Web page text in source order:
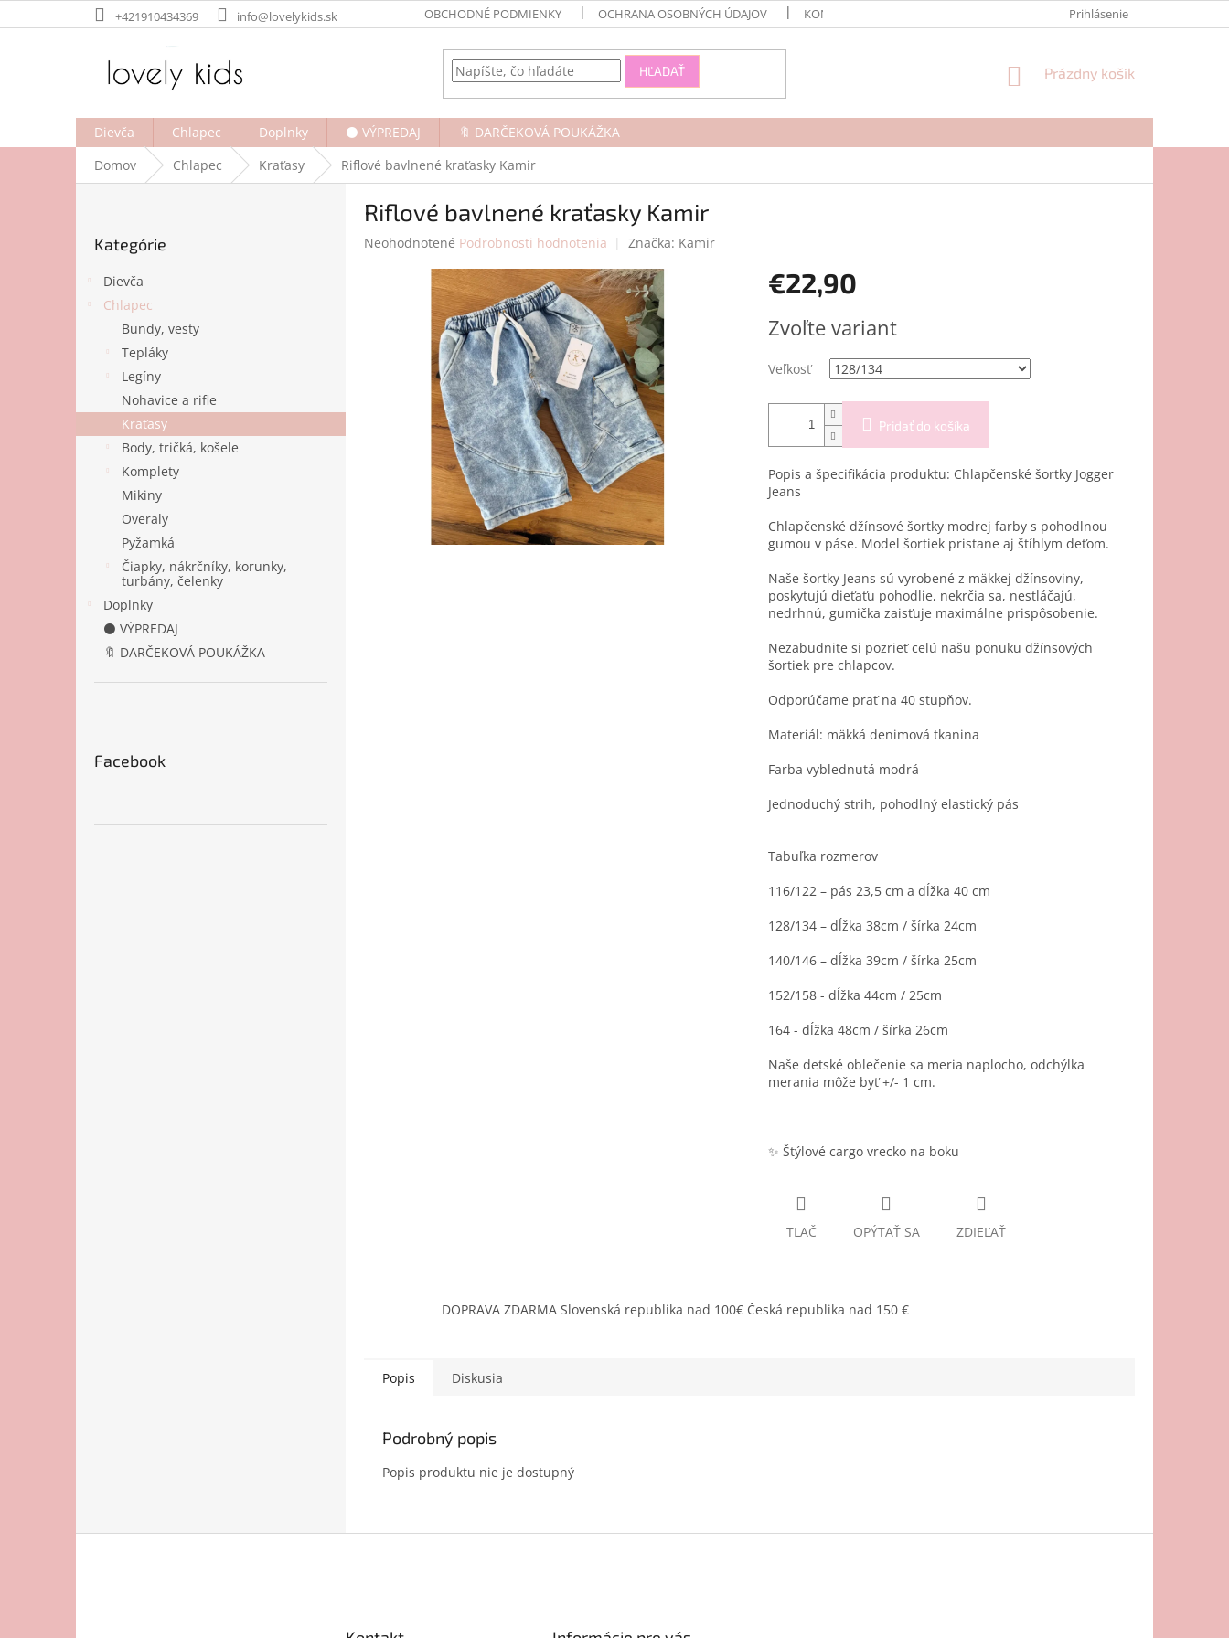
na
+421910434369 info@lovelykids.sk OBCHODNÉ PODMIENKY OCHRANA OSOBNÝCH ÚDAJOV KONTAKTY Prihlásenie
HĽADAŤ
NÁKUPNÝ
Prázdny košík
Dievča Chlapec Doplnky ⚫ VÝPREDAJ
🔖 DARČEKOVÁ POUKÁŽKA
Domov
Chlapec Kraťasy Riflové bavlnené kraťasky Kamir
kategórie
Kategórie
Dievča
Chlapec
Bundy, vesty
Tepláky
Legíny
Nohavice a rifle
Kraťasy
Body, tričká, košele
Komplety
Mikiny
Overaly
Pyžamká
Čiapky, nákrčníky, korunky,
turbány, čelenky
Doplnky
⚫ VÝPREDAJ
🔖 DARČEKOVÁ POUKÁŽKA
Facebook
Riflové bavlnené kraťasky Kamir
Priemerné
hviezdičiek.
Neohodnotené Podrobnosti hodnotenia Značka: Kamir
€22,90
cena:
Zvoľte variant
Veľkosť
Pridať do košíka
Popis a špecifikácia produktu: Chlapčenské šortky Jogger
Jeans
Chlapčenské džínsové šortky modrej farby s pohodlnou
gumou v páse. Model šortiek pristane aj štíhlym deťom.
Naše šortky Jeans sú vyrobené z mäkkej džínsoviny,
poskytujú dieťaťu pohodlie, nekrčia sa, nestláčajú,
nedrhnú, gumička zaisťuje maximálne prispôsobenie.
Nezabudnite si pozrieť celú našu ponuku džínsových
šortiek pre chlapcov.
Odporúčame prať na 40 stupňov.
Materiál: mäkká denimová tkanina
Farba vyblednutá modrá
Jednoduchý strih, pohodlný elastický pás
Tabuľka rozmerov
116/122 – pás 23,5 cm a dĺžka 40 cm
128/134 – dĺžka 38cm / šírka 24cm
140/146 – dĺžka 39cm / šírka 25cm
152/158 - dĺžka 44cm / 25cm
164 - dĺžka 48cm / šírka 26cm
Naše detské oblečenie sa meria naplocho, odchýlka
merania môže byť +/- 1 cm.
✨ Štýlové cargo vrecko na boku
TLAČ OPÝTAŤ SA ZDIEĽAŤ
DOPRAVA ZDARMA Slovenská republika nad 100€ Česká republika nad 150 €
Popis Diskusia
Podrobný popis
Popis produktu nie je dostupný